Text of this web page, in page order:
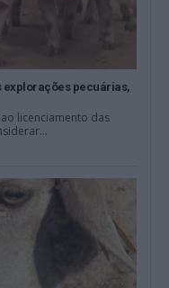
pecuárias,
licenciamento das